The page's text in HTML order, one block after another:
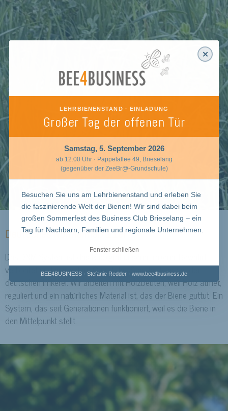
✕
LEHRBIENENSTAND · EINLADUNG
Großer Tag der offenen Tür
Samstag, 5. September 2026
ab 12:00 Uhr · Pappelallee 49, Brieselang
(gegenüber der ZeeBr@-Grundschule)
Besuchen Sie uns am Lehrbienenstand und erleben Sie
die faszinierende Welt der Bienen! Wir sind dabei beim
großen Sommerfest des Business Club Brieselang – ein
Tag für Nachbarn, Familien und regionale Unternehmen.
Fenster schließen
BEE4BUSINESS · Stefanie Redder · www.bee4business.de
Deutsches Normalmaß 11er
Das DNM-System ist das Rückgrat unserer Imkerei. Bewährt,
verbreitet und aus gutem Grund das Standardsystem der
deutschen Imkerei. Wir arbeiten mit Holzbeuten, weil Holz atmet,
reguliert und ein natürliches Material ist, das der Biene guttut. Ein
System, das seit Generationen funktioniert, weil es die Biene in
den Mittelpunkt stellt.